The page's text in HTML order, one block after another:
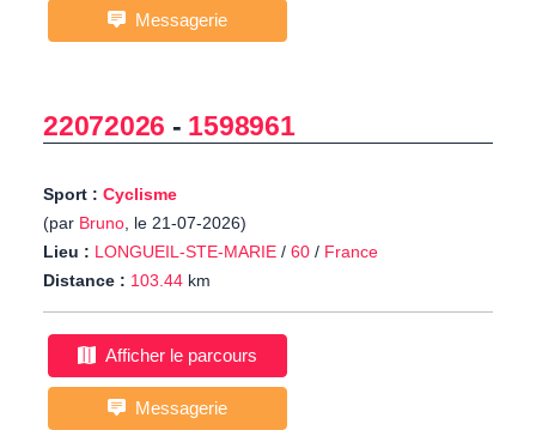
Messagerie
22072026 - 1598961
Sport : Cyclisme
(par Bruno, le 21-07-2026)
Lieu : LONGUEIL-STE-MARIE / 60 / France
Distance : 103.44 km
Afficher le parcours
Messagerie